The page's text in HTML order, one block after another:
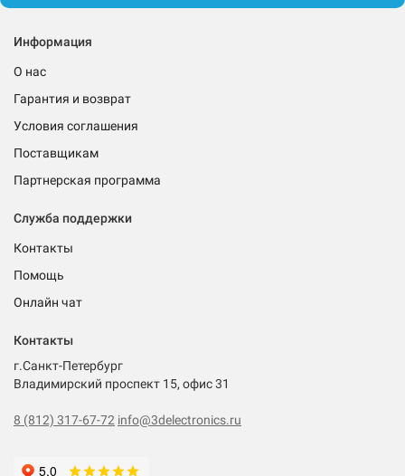
Информация
О нас
Гарантия и возврат
Условия соглашения
Поставщикам
Партнерская программа
Служба поддержки
Контакты
Помощь
Онлайн чат
Контакты
г.Санкт-Петербург
Владимирский проспект 15, офис 31
8 (812) 317-67-72 info@3delectronics.ru